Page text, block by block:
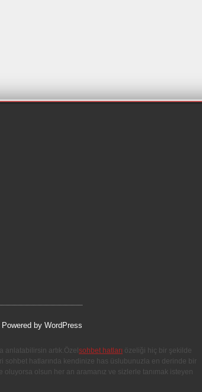
Powered by WordPress
anlatabilirsin artık.Özelsohbet hatları özeliği hiç bir şekilde
sohbet hatlarında kendinize has üslubunuzla en derinde bir
olsun her an aramanız ve sizlerle tanımak isteyen